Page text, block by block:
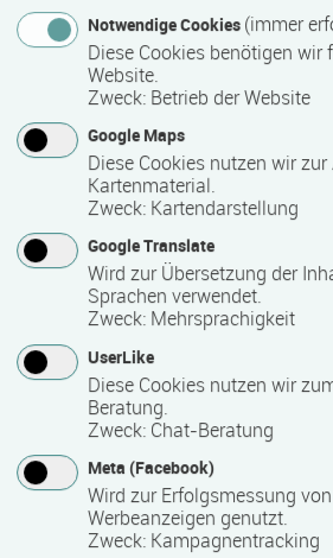
Anmeldeende
10.08.2026
Mindest­teilnehmer­anzahl
Maximale Teilnehmerzahl
Teilnahmegebühr
Hinweis des Datenbankbetreibers:
Anbieter eventuell auftretende
Notwendige Cookies (immer
Diese Cookies benötigen wir
Website.
Zweck: Betrieb der Website
Google Maps
Diese Cookies nutzen wir
Kartenmaterial.
Zweck: Kartendarstellung
Google Translate
Wird zur Übersetzung der
Sprachen verwendet.
Zweck: Mehrsprachigkeit
UserLike
Diese Cookies nutzen wir
Beratung.
Zweck: Chat-Beratung
Meta (Facebook)
Wird zur Erfolgsmessung
Werbeanzeigen genutzt.
Zweck: Kampagnentracking